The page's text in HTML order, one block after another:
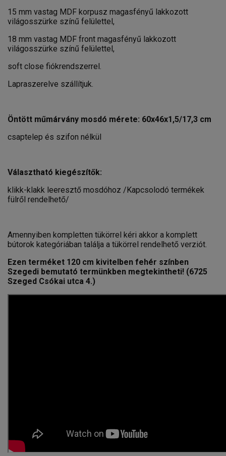
15 mm vastag MDF korpusz magasfényű lakkozott
világosszürke színű felülettel,
18 mm vastag MDF front magasfényű lakkozott
világosszürke színű felülettel,
soft close fiókrendszerrel.
Lapraszerelve szállítjuk.
Öntött műmárvány mosdó mérete: 60x46x1,5/17,3 cm
csaptelep és szifon nélkül
Választható kiegészítők:
klikk-klakk leeresztő mosdóhoz /Kapcsolodó termékek
fülről rendelhető/
Amennyiben kompletten tükörrel kéri akkor a komplett
bútorok kategóriában találja a tükörrel rendelhető verziót.
Ezen terméket 120 cm kivitelben fehér színben
Szegedi bemutató termünkben megtekintheti! (6725
Szeged Csókai utca 4.)